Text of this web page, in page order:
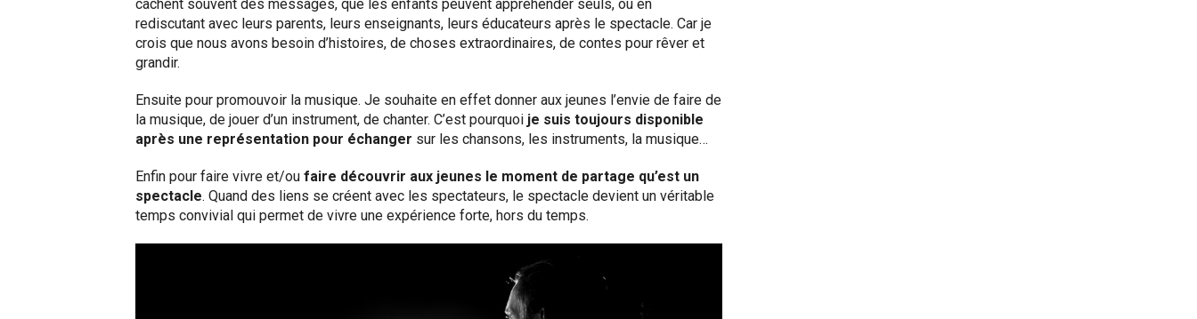
cachent souvent des messages, que les enfants peuvent appréhender seuls, ou en
rediscutant avec leurs parents, leurs enseignants, leurs éducateurs après le spectacle. Car je
crois que nous avons besoin d’histoires, de choses extraordinaires, de contes pour rêver et
grandir.
Ensuite pour promouvoir la musique. Je souhaite en effet donner aux jeunes l’envie de faire de
la musique, de jouer d’un instrument, de chanter. C’est pourquoi je suis toujours disponible
après une représentation pour échanger sur les chansons, les instruments, la musique…
Enfin pour faire vivre et/ou faire découvrir aux jeunes le moment de partage qu’est un
spectacle. Quand des liens se créent avec les spectateurs, le spectacle devient un véritable
temps convivial qui permet de vivre une expérience forte, hors du temps.